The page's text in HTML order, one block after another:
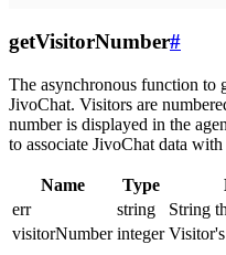
getVisitorNumber#
The asynchronous function to
JivoChat. Visitors are
number is displayed in the
to associate JivoChat data
Name Type
err
string
String
visitorNumber integer